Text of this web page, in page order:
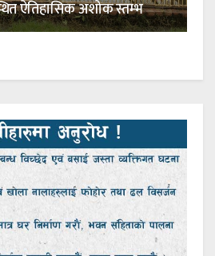
ऐतिहासिक अशोक स्तम्भ